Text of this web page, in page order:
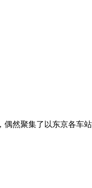
偶然聚集了以东京各车